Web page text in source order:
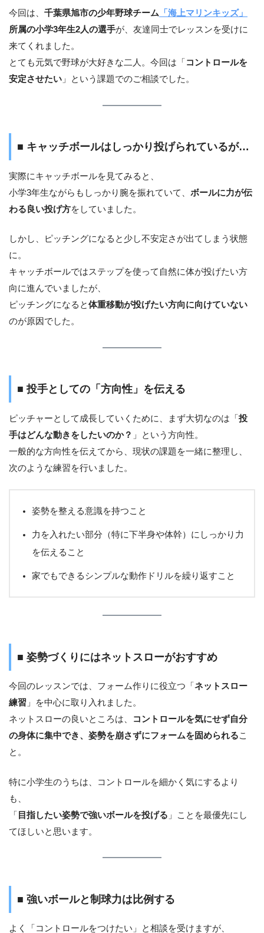
今回は、 千葉県旭市の少年野球チーム 「海上マリンキッズ」
所属の小学3年生2人の選手が、友達同士でレッスンを受けに
来てくれました。
とても元気で野球が大好きな二人。今回は「 コントロールを
安定させたい 」という課題でのご相談でした。
■ キャッチボールはしっかり投げられているが…
実際にキャッチボールを見てみると、
小学3年生ながらもしっかり腕を振れていて、 ボールに力が伝
わる良い投げ方をしていました。
しかし、ピッチングになると少し不安定さが出てしまう状態
に。
キャッチボールではステップを使って自然に体が投げたい方
向に進んでいましたが、
ピッチングになると体重移動が投げたい方向に向けていない
のが原因でした。
■ 投手としての「方向性」を伝える
ピッチャーとして成長していくために、まず大切なのは「投
手はどんな動きをしたいのか？ 」という方向性。
一般的な方向性を伝えてから、現状の課題を一緒に整理し、
次のような練習を行いました。
姿勢を整える意識を持つこと
力を入れたい部分（特に下半身や体幹）にしっかり力
を伝えること
家でもできるシンプルな動作ドリルを繰り返すこと
■ 姿勢づくりにはネットスローがおすすめ
今回のレッスンでは、フォーム作りに役立つ「 ネットスロー
練習 」を中心に取り入れました。
ネットスローの良いところは、
コントロールを気にせず自分
の身体に集中でき、姿勢を崩さずにフォームを固められるこ
と。
特に小学生のうちは、コントロールを細かく気にするより
も、
「 目指したい姿勢で強いボールを投げる 」ことを最優先にし
てほしいと思います。
■ 強いボールと制球力は比例する
よく「コントロールをつけたい」と相談を受けますが、